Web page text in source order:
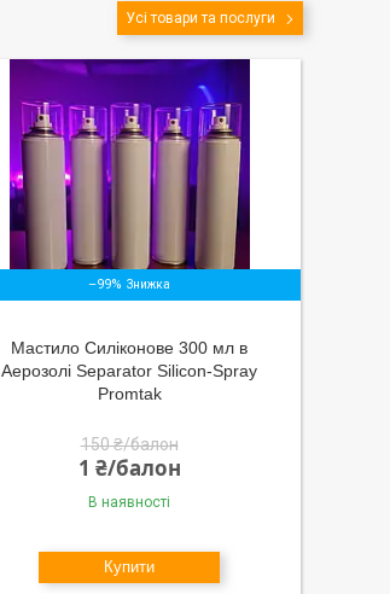
Усі товари та послуги
–99%
Мастило Силіконове 300 мл в
Аерозолі Separator Silicon-Spray
Promtak
150 ₴/балон
1 ₴/балон
В наявності
Купити